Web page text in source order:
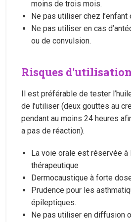
moins de trois mois.
Ne pas utiliser chez
Ne pas utiliser en cas
ou de convulsion.
Risques d'utilisation
Il est préférable de tester
de l’utiliser (deux gouttes au
pendant au moins 24 heures
a pas de réaction).
La voie orale est réservée
thérapeutique
Dermocaustique à forte
Prudence pour les
épileptiques.
Ne pas utiliser en diffusion